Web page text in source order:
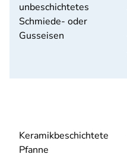
unbeschichtetes
Schmiede- oder
Gusseisen
Keramikbeschichtete
Pfanne